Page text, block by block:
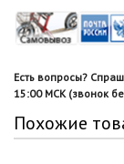
Есть вопросы?
15:00 МСК (звонок
Похожие